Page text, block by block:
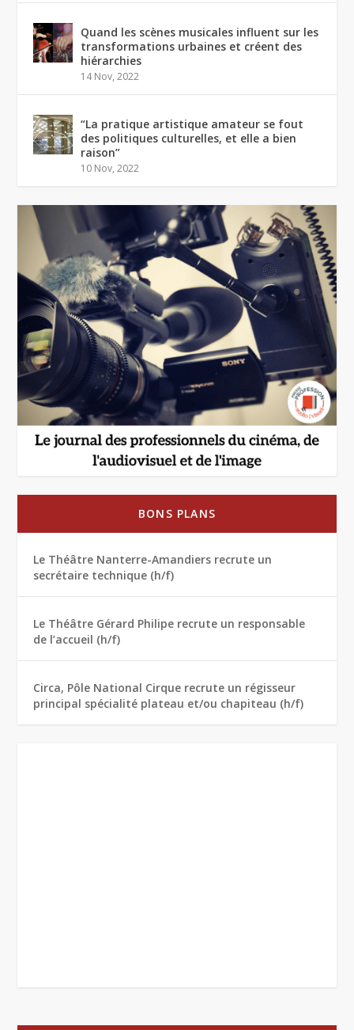
Quand les scènes musicales influent sur les
transformations urbaines et créent des
hiérarchies
14 Nov, 2022
“La pratique artistique amateur se fout
des politiques culturelles, et elle a bien
raison”
10 Nov, 2022
BONS PLANS
Le Théâtre Nanterre-Amandiers recrute un
secrétaire technique (h/f)
Le Théâtre Gérard Philipe recrute un responsable
de l’accueil (h/f)
Circa, Pôle National Cirque recrute un régisseur
principal spécialité plateau et/ou chapiteau (h/f)